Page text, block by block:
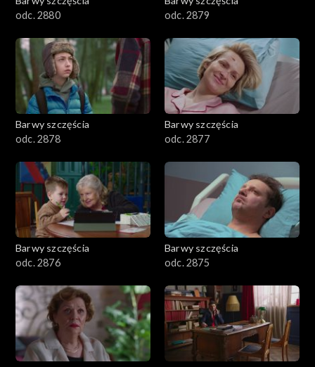
odc. 2880
odc. 2879
Barwy szczęścia
odc. 2878
Barwy szczęścia
odc. 2877
Barwy szczęścia
odc. 2876
Barwy szczęścia
odc. 2875